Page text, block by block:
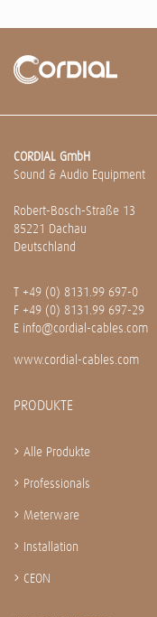
CORDIAL GmbH
Sound & Audio Equipment
Robert-Bosch-Straße 13
85221 Dachau
Deutschland
T +49 (0) 8131.99 697-0
F +49 (0) 8131.99 697-29
E info@cordial-cables.com
www.cordial-cables.com
PRODUKTE
Alle Produkte
Professionals
Meterware
Installation
CEON